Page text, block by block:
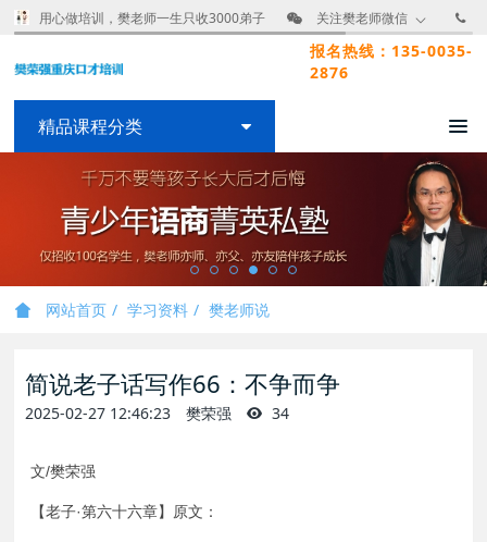
用心做培训，樊老师一生只收3000弟子 关注樊老师微信
报名热线：135-0035-
2876
精品课程分类
网站首页 学习资料 樊老师说
简说老子话写作66：不争而争
2025-02-27 12:46:23 樊荣强 34
文/樊荣强
【老子·第六十六章】原文：